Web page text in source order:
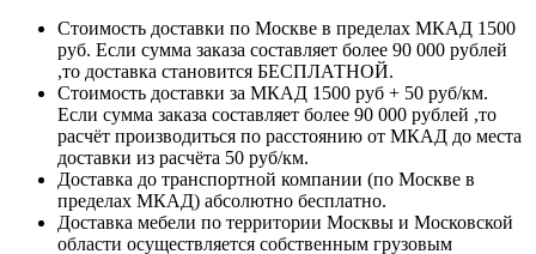
Стоимость доставки по Москве в пределах МКАД 1500
руб. Если сумма заказа составляет более 90 000 рублей
,то доставка становится БЕСПЛАТНОЙ.
Стоимость доставки за МКАД 1500 руб + 50 руб/км.
Если сумма заказа составляет более 90 000 рублей ,то
расчёт производиться по расстоянию от МКАД до места
доставки из расчёта 50 руб/км.
Доставка до транспортной компании (по Москве в
пределах МКАД) абсолютно бесплатно.
Доставка мебели по территории Москвы и Московской
области осуществляется собственным грузовым